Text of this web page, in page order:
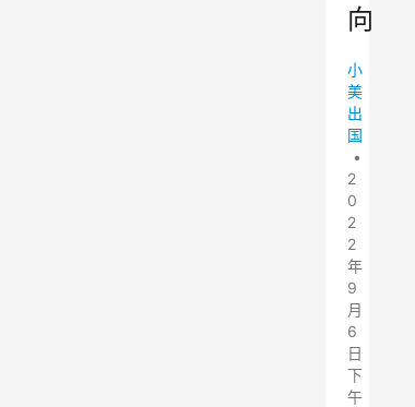
向
小
美
出
国
•
2
0
2
2
年
9
月
6
日
下
午